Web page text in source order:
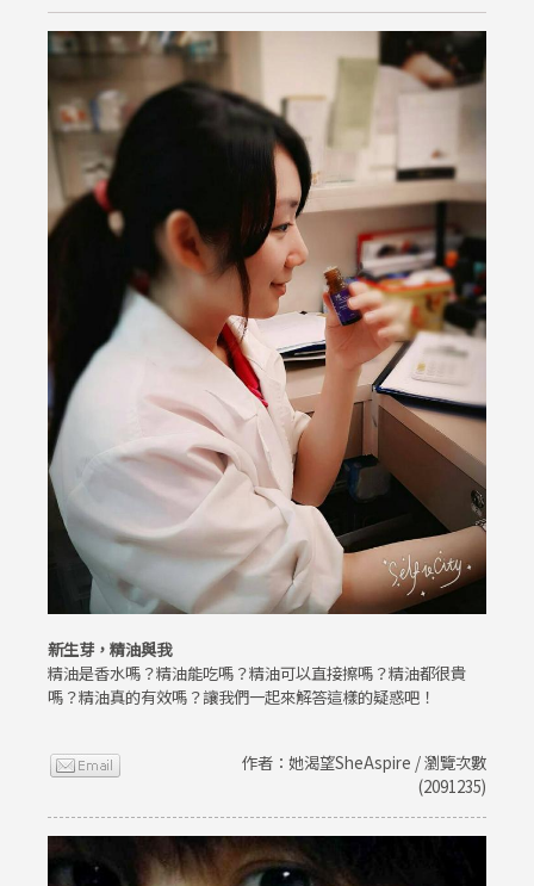
新生芽，精油與我
精油是香水嗎？精油能吃嗎？精油可以直接擦嗎？精油都很貴
嗎？精油真的有效嗎？讓我們一起來解答這樣的疑惑吧！
作者：她渴望SheAspire / 瀏覽次數
(2091235)